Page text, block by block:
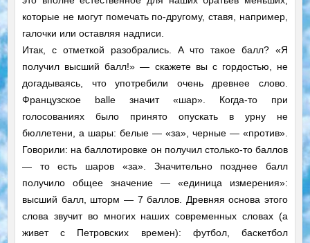
которые не могут помечать по-другому, ставя, например,
галочки или оставляя надписи.
Итак, с отметкой разобрались. А что такое балл? «Я
получил высший балл!» — скажете вы с гордостью, не
догадываясь, что употребили очень древнее слово.
Французское balle значит «шар». Когда-то при
голосованиях было принято опускать в урну не
бюллетени, а шары: белые — «за», черные — «против».
Говорили: на баллотировке он получил столько-то баллов
— то есть шаров «за». Значительно позднее балл
получило общее значение — «единица измерения»:
высший балл, шторм — 7 баллов. Древняя основа этого
слова звучит во многих наших современных словах (а
живет с Петровских времен): футбол, баскетбол